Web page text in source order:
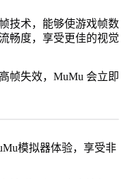
技术，能够使游戏帧数
畅度，享受更佳的视觉
帧失效，MuMu 会立即
模拟器体验，享受非